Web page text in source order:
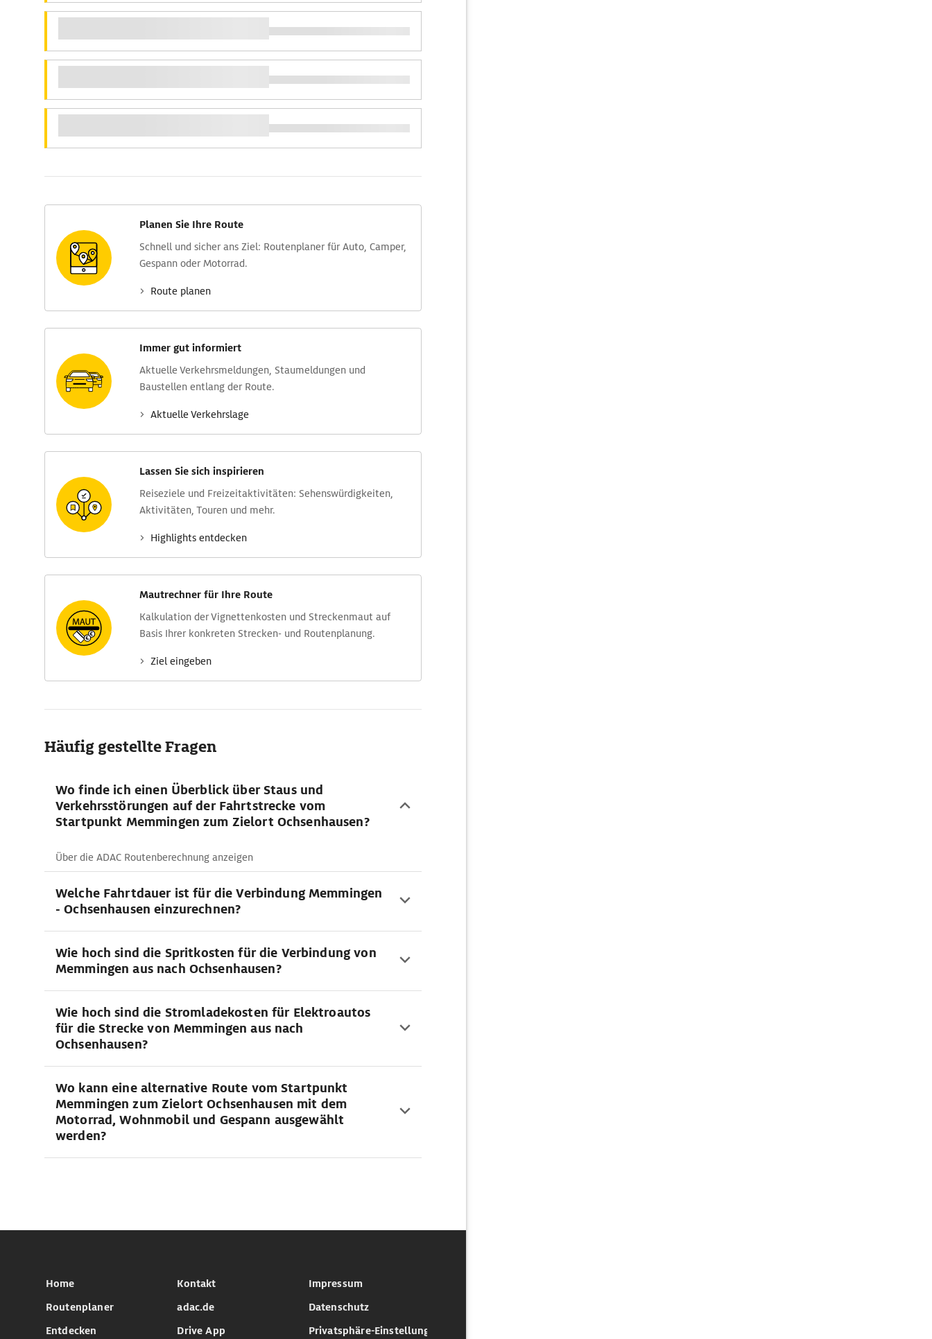
Planen Sie Ihre Route
Schnell und sicher ans Ziel: Routen­planer für Auto, Camper,
Gespann oder Motorrad.
Route planen
Immer gut informiert
Aktuelle Verkehrs­meldungen, Stau­meldungen und
Baustellen entlang der Route.
Aktuelle Verkehrs­lage
Lassen Sie sich inspirieren
Reise­ziele und Freizeit­aktivitäten: Sehens­würdig­keiten,
Aktivitäten, Touren und mehr.
Highlights entdecken
Mautrechner für Ihre Route
Kalkulation der Vignettenkosten und Streckenmaut auf
Basis Ihrer konkreten Strecken- und Routenplanung.
Ziel eingeben
Häufig gestellte Fragen
Wo finde ich einen Überblick über Staus und
Verkehrsstörungen auf der Fahrtstrecke vom
Startpunkt Memmingen zum Zielort Ochsenhausen?
Über die ADAC Routenberechnung anzeigen
Welche Fahrtdauer ist für die Verbindung Memmingen
- Ochsenhausen einzurechnen?
Wie hoch sind die Spritkosten für die Verbindung von
Memmingen aus nach Ochsenhausen?
Wie hoch sind die Stromladekosten für Elektroautos
für die Strecke von Memmingen aus nach
Ochsenhausen?
Wo kann eine alternative Route vom Startpunkt
Memmingen zum Zielort Ochsenhausen mit dem
Motorrad, Wohnmobil und Gespann ausgewählt
werden?
Home
Routenplaner
Entdecken
Kontakt
adac.de
Drive App
Impressum
Datenschutz
Privatsphäre-Einstellungen